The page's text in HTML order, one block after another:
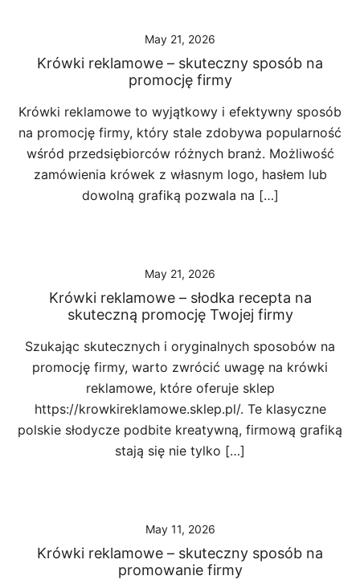
May 21, 2026
Krówki reklamowe – skuteczny sposób na
promocję firmy
Krówki reklamowe to wyjątkowy i efektywny sposób
na promocję firmy, który stale zdobywa popularność
wśród przedsiębiorców różnych branż. Możliwość
zamówienia krówek z własnym logo, hasłem lub
dowolną grafiką pozwala na […]
May 21, 2026
Krówki reklamowe – słodka recepta na
skuteczną promocję Twojej firmy
Szukając skutecznych i oryginalnych sposobów na
promocję firmy, warto zwrócić uwagę na krówki
reklamowe, które oferuje sklep
https://krowkireklamowe.sklep.pl/. Te klasyczne
polskie słodycze podbite kreatywną, firmową grafiką
stają się nie tylko […]
May 11, 2026
Krówki reklamowe – skuteczny sposób na
promowanie firmy